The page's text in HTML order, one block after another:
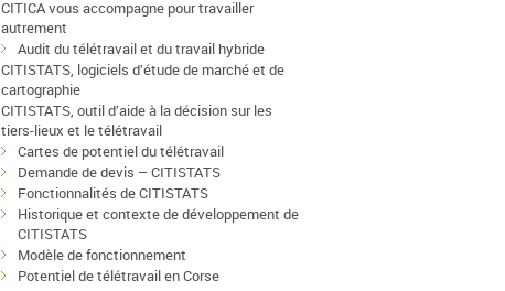
CITICA vous accompagne pour travailler
autrement
Audit du télétravail et du travail hybride
CITISTATS, logiciels d’étude de marché et de
cartographie
CITISTATS, outil d’aide à la décision sur les
tiers-lieux et le télétravail
Cartes de potentiel du télétravail
Demande de devis – CITISTATS
Fonctionnalités de CITISTATS
Historique et contexte de développement de
CITISTATS
Modèle de fonctionnement
Potentiel de télétravail en Corse